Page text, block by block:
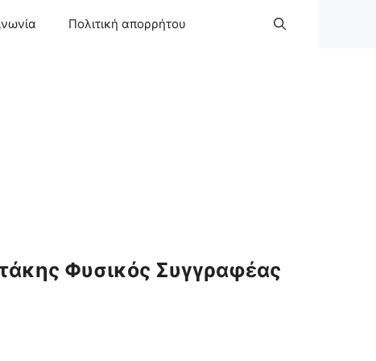
Πολιτική απορρήτου
Φυσικός Συγγραφέας